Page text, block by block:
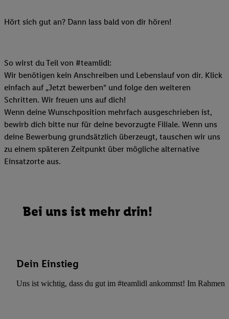
Hört sich gut an? Dann lass bald von dir hören!
So wirst du Teil von #teamlidl:
Wir benötigen kein Anschreiben und Lebenslauf von dir. Klick
einfach auf „Jetzt bewerben“ und folge den weiteren
Schritten. Wir freuen uns auf dich!
Wenn deine Wunschposition mehrfach ausgeschrieben ist,
bewirb dich bitte nur für deine bevorzugte Filiale. Wenn uns
deine Bewerbung grundsätzlich überzeugt, tauschen wir uns
zu einem späteren Zeitpunkt über mögliche alternative
Einsatzorte aus.
Bei uns ist mehr drin!
Dein Einstieg
Uns ist wichtig, dass du gut im #teamlidl ankommst! Im Rahmen